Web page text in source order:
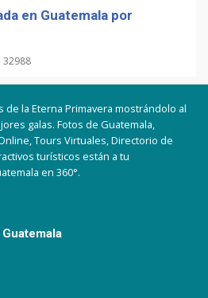
en Guatemala por
32988
de la Eterna Primavera mostrándolo al
galas. Fotos de Guatemala,
Tours Virtuales, Directorio de
turísticos están a tu
en 360°.